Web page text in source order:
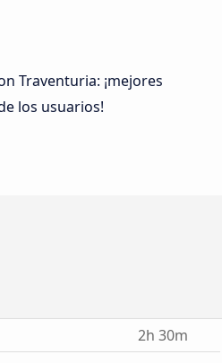
Traventuria: ¡mejores
los usuarios!
2h 30m